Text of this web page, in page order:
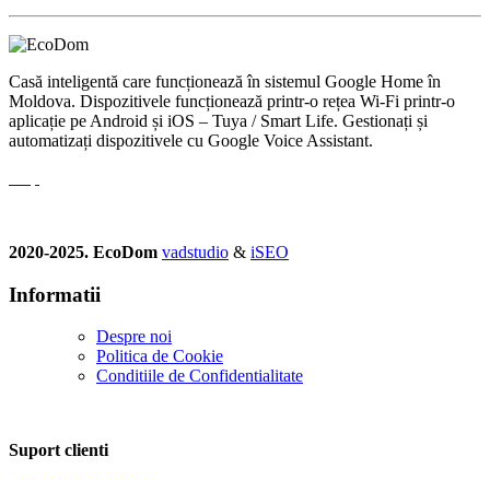
Casă inteligentă care funcționează în sistemul Google Home în
Moldova. Dispozitivele funcționează printr-o rețea Wi-Fi printr-o
aplicație pe Android și iOS – Tuya / Smart Life. Gestionați și
automatizați dispozitivele cu Google Voice Assistant.
2020-2025. EcoDom vadstudio & iSEO
Informatii
Despre noi
Politica de Сookie
Conditiile de Confidentialitate
Suport clienti